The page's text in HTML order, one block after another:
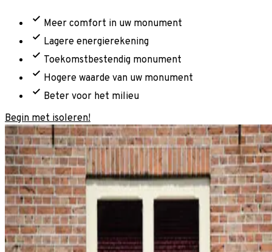
Meer comfort in uw monument
Lagere energierekening
Toekomstbestendig monument
Hogere waarde van uw monument
Beter voor het milieu
Begin met isoleren!